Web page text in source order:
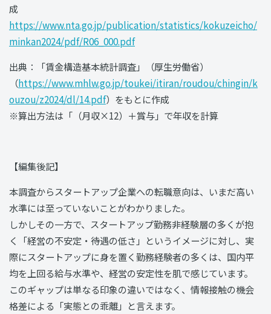
成
https://www.nta.go.jp/publication/statistics/kokuzeicho/
minkan2024/pdf/R06_000.pdf
出典：「賃金構造基本統計調査」（厚生労働省）
（https://www.mhlw.go.jp/toukei/itiran/roudou/chingin/k
ouzou/z2024/dl/14.pdf）をもとに作成
※算出方法は「（月収×12）＋賞与」で年収を計算
【編集後記】
本調査からスタートアップ企業への転職意向は、いまだ高い
水準には至っていないことがわかりました。
しかしその一方で、スタートアップ勤務非経験層の多くが抱
く「経営の不安定・待遇の低さ」というイメージに対し、実
際にスタートアップに身を置く勤務経験者の多くは、国内平
均を上回る給与水準や、経営の安定性を肌で感じています。
このギャップは単なる印象の違いではなく、情報接触の機会
格差による「実態との乖離」と言えます。